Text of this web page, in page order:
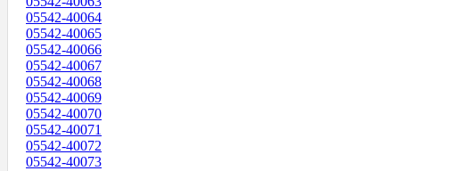
05542-40064
05542-40065
05542-40066
05542-40067
05542-40068
05542-40069
05542-40070
05542-40071
05542-40072
05542-40073